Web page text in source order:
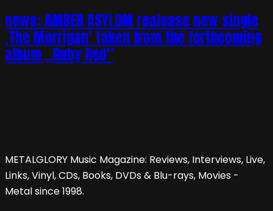
news: AMBER ASYLUM realease new single
‚The Morrigan‘ taken from the forthcoming
album „Ruby Red“
METALGLORY Music Magazine: Reviews, Interviews, Live,
Links, Vinyl, CDs, Books, DVDs & Blu-rays, Movies -
Metal since 1998.